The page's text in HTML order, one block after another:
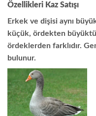
Özellikleri Kaz Satışı
Erkek ve dişisi aynı
küçük, ördekten
ördeklerden farklıdır.
bulunur.